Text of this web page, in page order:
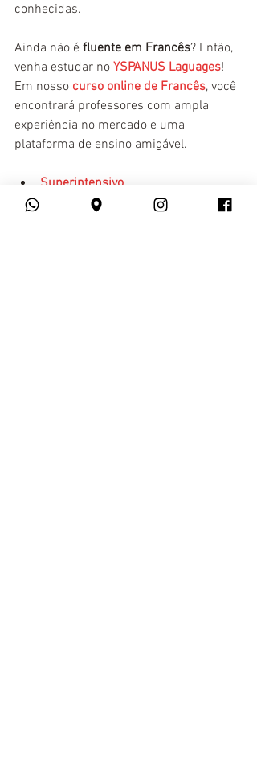
conhecidas.
Ainda não é fluente em Francês? Então,
venha estudar no YSPANUS Laguages!
Em nosso curso online de Francês, você
encontrará professores com ampla
experiência no mercado e uma
plataforma de ensino amigável.
Superintensivo
Iniciante A1 + A2